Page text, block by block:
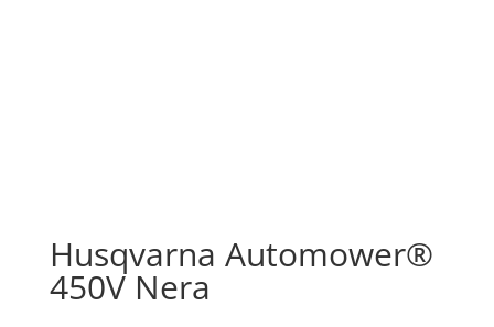
Husqvarna Automower®
450V Nera